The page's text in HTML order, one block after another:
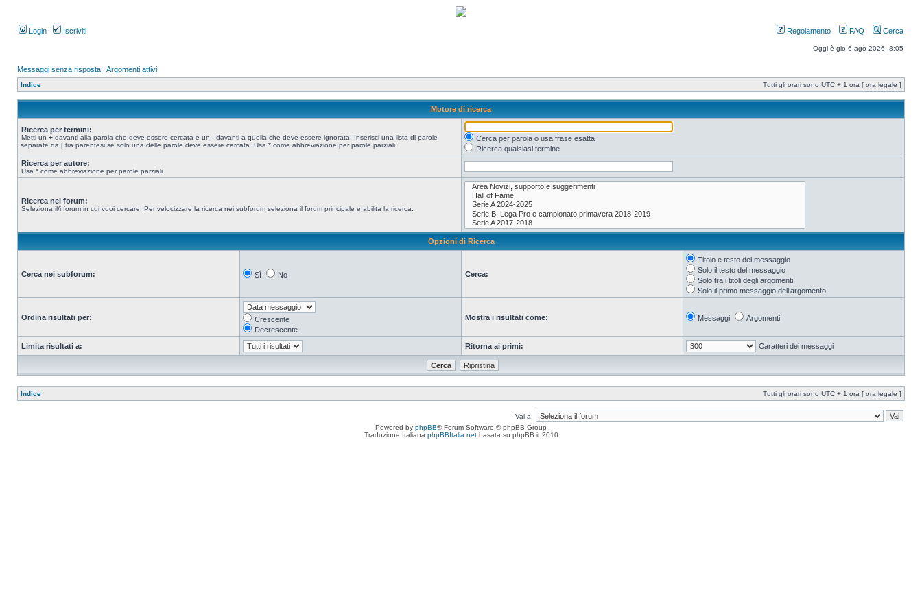
Login Iscriviti Regolamento FAQ Cerca
Oggi è gio 6 ago 2026, 8:05
Messaggi senza risposta | Argomenti attivi
Indice Tutti gli orari sono UTC + 1 ora [ ora legale ]
Motore di ricerca
Ricerca per termini:
Metti un + davanti alla parola che deve essere cercata e un - davanti a quella che deve essere ignorata. Inserisci una lista di parole
separate da | tra parentesi se solo una delle parole deve essere cercata. Usa * come abbreviazione per parole parziali.
Cerca per parola o usa frase esatta
Ricerca qualsiasi termine
Ricerca per autore:
Usa * come abbreviazione per parole parziali.
Ricerca nei forum:
Seleziona il/i forum in cui vuoi cercare. Per velocizzare la ricerca nei subforum seleziona il forum principale e abilita la ricerca.
Opzioni di Ricerca
Cerca nei subforum: Sì No Cerca:
Titolo e testo del messaggio
Solo il testo del messaggio
Solo tra i titoli degli argomenti
Solo il primo messaggio dell’argomento
Ordina risultati per:
Crescente
Decrescente
Mostra i risultati come: Messaggi Argomenti
Limita risultati a: Ritorna ai primi: Caratteri dei messaggi
Indice Tutti gli orari sono UTC + 1 ora [ ora legale ]
Vai a:
Powered by phpBB® Forum Software © phpBB Group
Traduzione Italiana phpBBItalia.netbasata su phpBB.it 2010